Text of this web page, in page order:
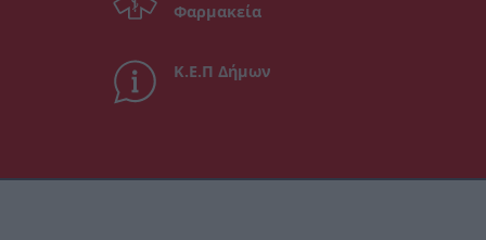
Φαρμακεία
Κ.Ε.Π Δήμων